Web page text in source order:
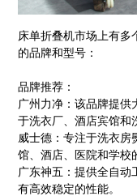
床单折叠机市场上有多
的品牌和型号：
品牌推荐：
广州力净：该品牌提供
于洗衣厂、酒店宾馆和
威士德：专注于洗衣房
馆、酒店、医院和学校
广东神五：提供全自动
有高效稳定的性能。